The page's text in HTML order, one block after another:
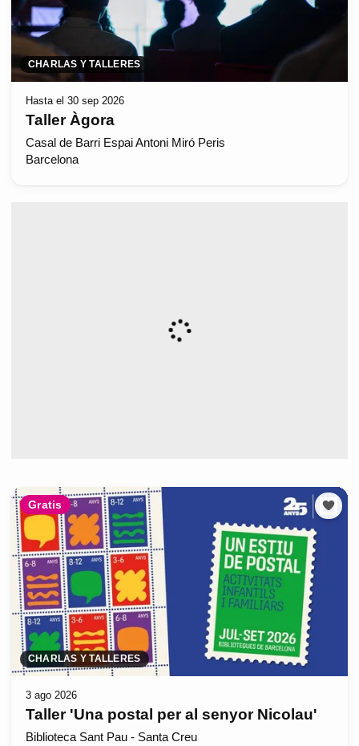
CHARLAS Y TALLERES
Hasta el 30 sep 2026
Taller Àgora
Casal de Barri Espai Antoni Miró Peris
Barcelona
Gratis
CHARLAS Y TALLERES
3 ago 2026
Taller 'Una postal per al senyor Nicolau'
Biblioteca Sant Pau - Santa Creu